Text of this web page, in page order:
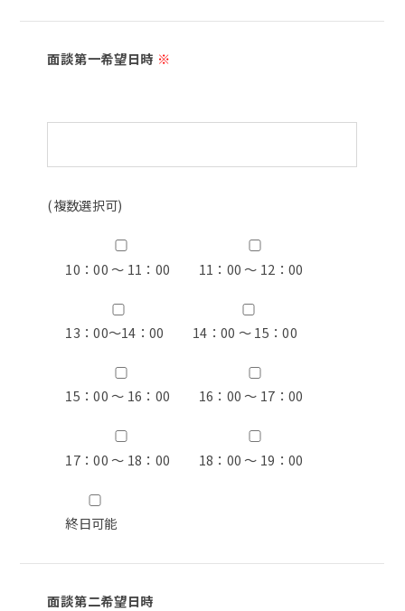
面談第一希望日時 ※
(複数選択可)
10：00 ～ 11：00 11：00 ～ 12：00
13：00〜14：00 14：00 ～ 15：00
15：00 ～ 16：00 16：00 ～ 17：00
17：00 ～ 18：00 18：00 ～ 19：00
終日可能
面談第二希望日時